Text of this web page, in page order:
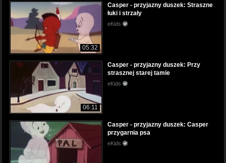
05:32
Casper - przyjazny duszek: Straszne
łuki i strzały
eKids
06:11
Casper - przyjazny duszek: Przy
strasznej starej tamie
eKids
Casper - przyjazny duszek: Casper
przygarnia psa
eKids